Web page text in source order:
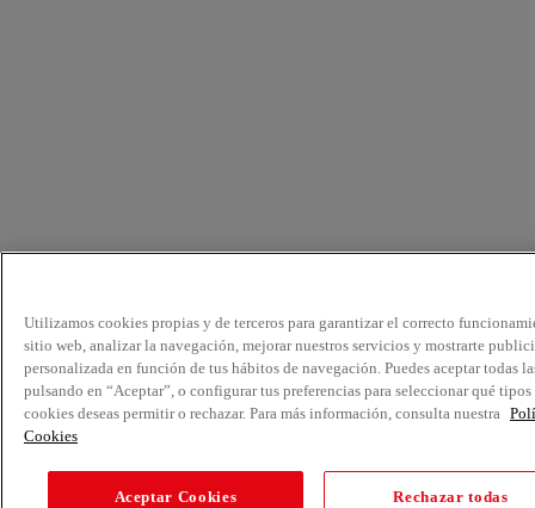
Utilizamos cookies propias y de terceros para garantizar el correcto
sitio web, analizar la navegación, mejorar nuestros servicios y mostrarte
personalizada en función de tus hábitos de navegación. Puedes aceptar todas
pulsando en “Aceptar”, o configurar tus preferencias para seleccionar qué tipos
cookies deseas permitir o rechazar. Para más información, consulta nuestra
Cookies
Aceptar Cookies Rechazar todas